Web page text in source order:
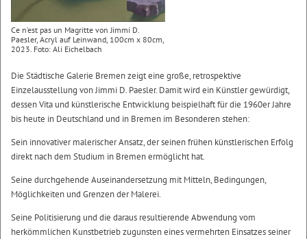
Ce n’est pas un Magritte von Jimmi D.
Paesler, Acryl auf Leinwand, 100cm x 80cm,
2023. Foto: Ali Eichelbach
Die Städtische Galerie Bremen zeigt eine große, retrospektive
Einzelausstellung von Jimmi D. Paesler. Damit wird ein Künstler gewürdigt,
dessen Vita und künstlerische Entwicklung beispielhaft für die 1960er Jahre
bis heute in Deutschland und in Bremen im Besonderen stehen:
Sein innovativer malerischer Ansatz, der seinen frühen künstlerischen Erfolg
direkt nach dem Studium in Bremen ermöglicht hat.
Seine durchgehende Auseinandersetzung mit Mitteln, Bedingungen,
Möglichkeiten und Grenzen der Malerei.
Seine Politisierung und die daraus resultierende Abwendung vom
herkömmlichen Kunstbetrieb zugunsten eines vermehrten Einsatzes seiner